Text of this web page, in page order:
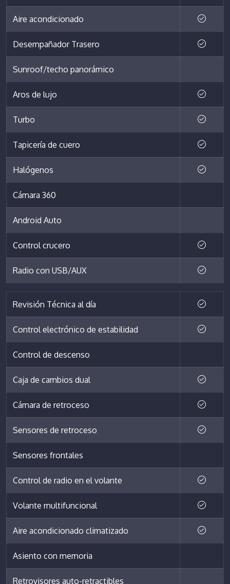
Aire acondicionado
Desempañador Trasero
Sunroof/techo panorámico
Aros de lujo
Turbo
Tapicería de cuero
Halógenos
Cámara 360
Android Auto
Control crucero
Radio con USB/AUX
Revisión Técnica al día
Control electrónico de estabilidad
Control de descenso
Caja de cambios dual
Cámara de retroceso
Sensores de retroceso
Sensores frontales
Control de radio en el volante
Volante multifuncional
Aire acondicionado climatizado
Asiento con memoria
Retrovisores auto-retractibles